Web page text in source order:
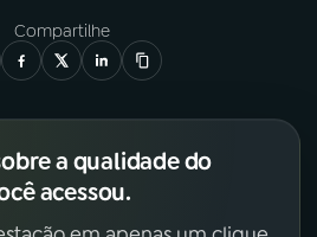
Compartilhe
a qualidade do
acessou.